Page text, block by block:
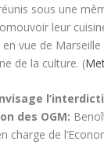
sous une
leur
vue de Marseille
de la culture. (
des OGM:
charge de